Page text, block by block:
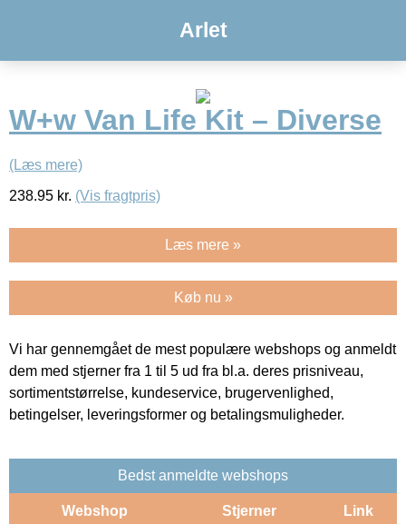
Arlet
W+w Van Life Kit – Diverse
(Læs mere)
238.95 kr. (Vis fragtpris)
Læs mere »
Køb nu »
Vi har gennemgået de mest populære webshops og anmeldt
dem med stjerner fra 1 til 5 ud fra bl.a. deres prisniveau,
sortimentstørrelse, kundeservice, brugervenlighed,
betingelser, leveringsformer og betalingsmuligheder.
Bedst anmeldte webshops
Webshop Stjerner Link